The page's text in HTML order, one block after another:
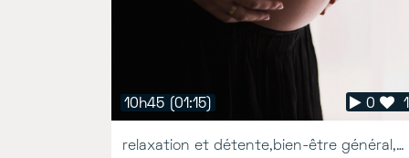
11h51 (01:08) 2 0
10h45 (01:15) 0 1
relaxation et détente,bien-être général,sérénité et concentration,récupérer et guérir